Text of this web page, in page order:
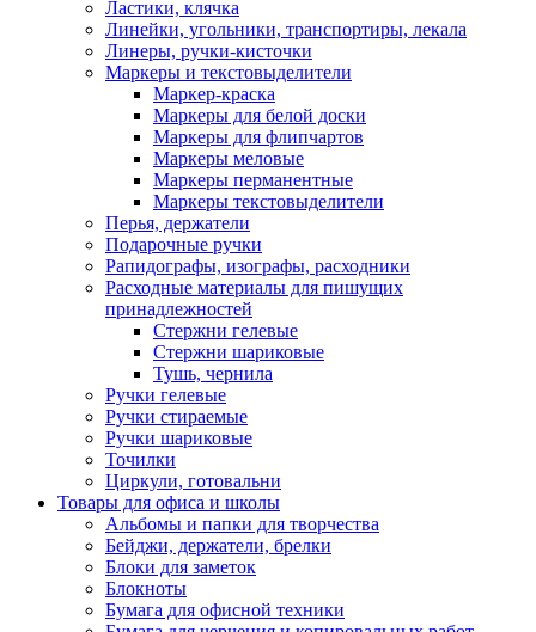
Ластики, клячка
Линейки, угольники, транспортиры, лекала
Линеры, ручки-кисточки
Маркеры и текстовыделители
Маркер-краска
Маркеры для белой доски
Маркеры для флипчартов
Маркеры меловые
Маркеры перманентные
Маркеры текстовыделители
Перья, держатели
Подарочные ручки
Рапидографы, изографы, расходники
Расходные материалы для пишущих
принадлежностей
Стержни гелевые
Стержни шариковые
Тушь, чернила
Ручки гелевые
Ручки стираемые
Ручки шариковые
Точилки
Циркули, готовальни
Товары для офиса и школы
Альбомы и папки для творчества
Бейджи, держатели, брелки
Блоки для заметок
Блокноты
Бумага для офисной техники